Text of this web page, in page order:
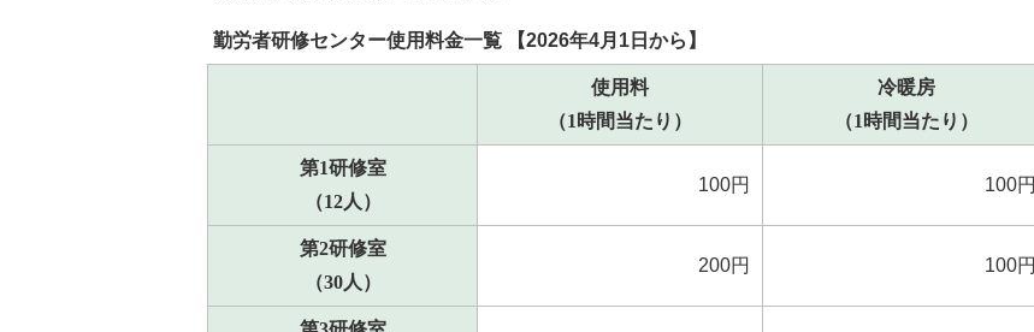
勤労者研修センター使用料金一覧 【2026年4月1日から】
使用料
（1時間当たり）
冷暖房
（1時間当たり）
第1研修室
（12人）
100円 100円
第2研修室
（30人）
200円 100円